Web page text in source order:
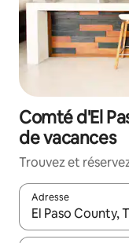
Comté d'El
de vacances
Trouvez et
Adresse
Lorsque les